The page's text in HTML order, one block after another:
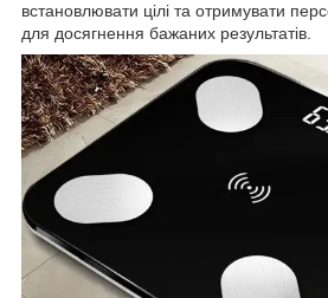
встановлювати цілі та отримувати
для досягнення бажаних результатів.